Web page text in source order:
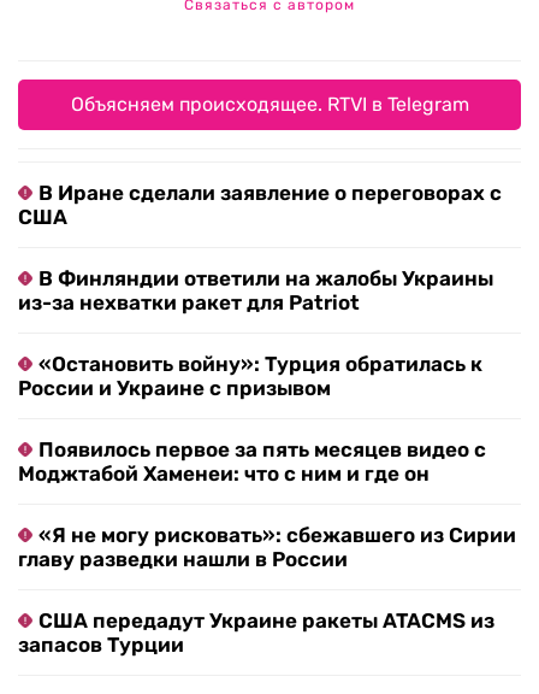
Связаться с автором
Объясняем происходящее. RTVI в Telegram
В Иране сделали заявление о переговорах с
США
В Финляндии ответили на жалобы Украины
из-за нехватки ракет для Patriot
«Остановить войну»: Турция обратилась к
России и Украине с призывом
Появилось первое за пять месяцев видео с
Моджтабой Хаменеи: что с ним и где он
«Я не могу рисковать»: сбежавшего из Сирии
главу разведки нашли в России
США передадут Украине ракеты ATACMS из
запасов Турции